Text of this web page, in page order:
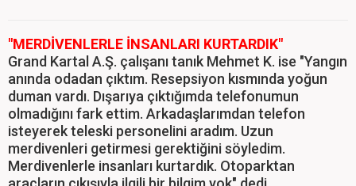
"MERDİVENLERLE İNSANLARI KURTARDIK"
Grand Kartal A.Ş. çalışanı tanık Mehmet K. ise "Yangın
anında odadan çıktım. Resepsiyon kısmında yoğun
duman vardı. Dışarıya çıktığımda telefonumun
olmadığını fark ettim. Arkadaşlarımdan telefon
isteyerek teleski personelini aradım. Uzun
merdivenleri getirmesi gerektiğini söyledim.
Merdivenlerle insanları kurtardık. Otoparktan